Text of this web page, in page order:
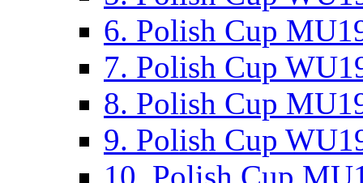
6. Polish Cup
7. Polish Cup
8. Polish Cup
9. Polish Cup
10. Polish Cup